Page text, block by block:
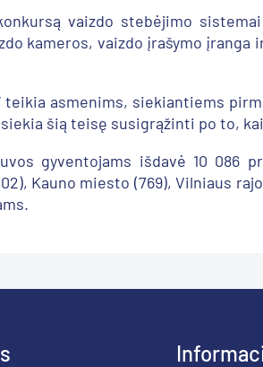
vaizdo stebėjimo
kameros, vaizdo įrašymo
teikia asmenims, siekiantiems
šią teisę susigrąžinti po to,
gyventojams išdavė 10 086
Kauno miesto (769), Vilniaus